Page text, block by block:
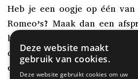
Heb je een oogje op één
Romeo’s? Maak dan een
bezichtiging in ons museum
de auto in alle rust
ervaren en natuurlijk al je
Deze website maakt
gebruik van cookies.
Deze website gebruikt cookies om uw